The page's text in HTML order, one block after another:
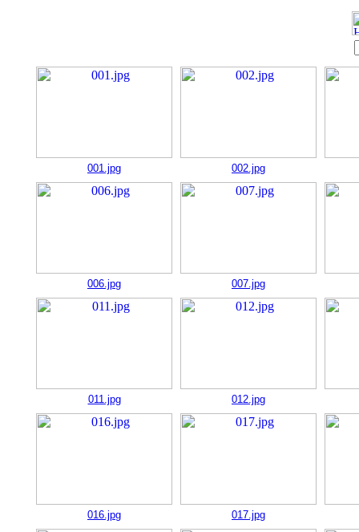
001.jpg 002.jpg
006.jpg 007.jpg
011.jpg 012.jpg
016.jpg 017.jpg